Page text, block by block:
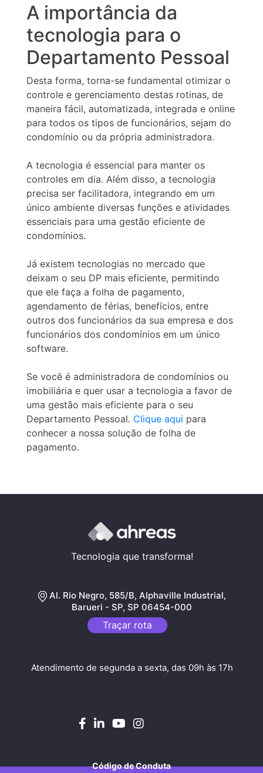
A importância da
tecnologia para o
Departamento Pessoal
Desta forma, torna-se fundamental otimizar o
controle e gerenciamento destas rotinas, de
maneira fácil, automatizada, integrada e online
para todos os tipos de funcionários, sejam do
condomínio ou da própria administradora.
A tecnologia é essencial para manter os
controles em dia. Além disso, a tecnologia
precisa ser facilitadora, integrando em um
único ambiente diversas funções e atividades
essenciais para uma gestão eficiente de
condomínios.
Já existem tecnologias no mercado que
deixam o seu DP mais eficiente, permitindo
que ele faça a folha de pagamento,
agendamento de férias, benefícios, entre
outros dos funcionários da sua empresa e dos
funcionários dos condomínios em um único
software.
Se você é administradora de condomínios ou
imobiliária e quer usar a tecnologia a favor de
uma gestão mais eficiente para o seu
Departamento Pessoal. Clique aqui para
conhecer a nossa solução de folha de
pagamento.
Tecnologia que transforma!
Al. Rio Negro, 585/B, Alphaville Industrial,
Barueri - SP, SP 06454-000
Traçar rota
Atendimento de segunda a sexta, das 09h às 17h
Código de Conduta